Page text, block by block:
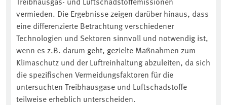
vermieden. Die Ergebnisse zeigen darüber hinaus, dass
eine differenzierte Betrachtung verschiedener
Technologien und Sektoren sinnvoll und notwendig ist,
wenn es z.B. darum geht, gezielte Maßnahmen zum
Klimaschutz und der Luftreinhaltung abzuleiten, da sich
die spezifischen Vermeidungsfaktoren für die
untersuchten Treibhausgase und Luftschadstoffe
teilweise erheblich unterscheiden.